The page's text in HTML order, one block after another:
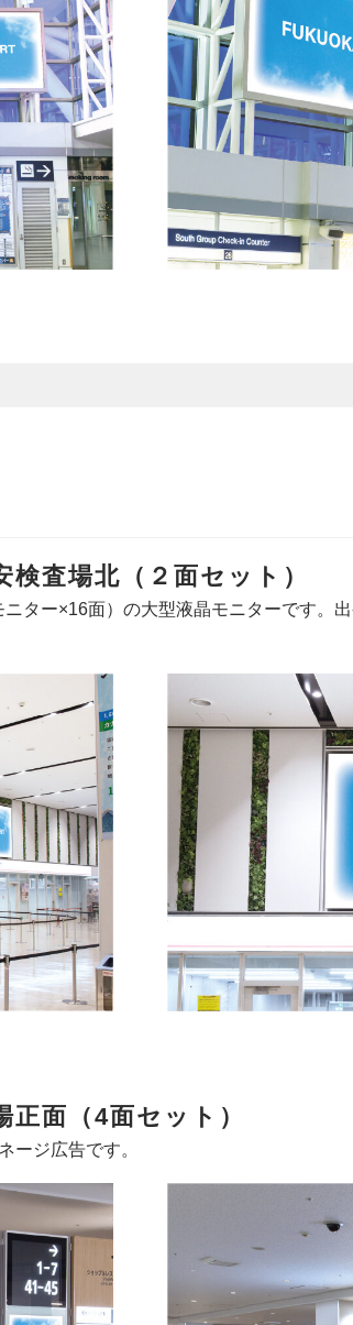
査場北（２面セット）
ター×16面）の大型液晶モニターです。
面（4面セット）
ージ広告です。